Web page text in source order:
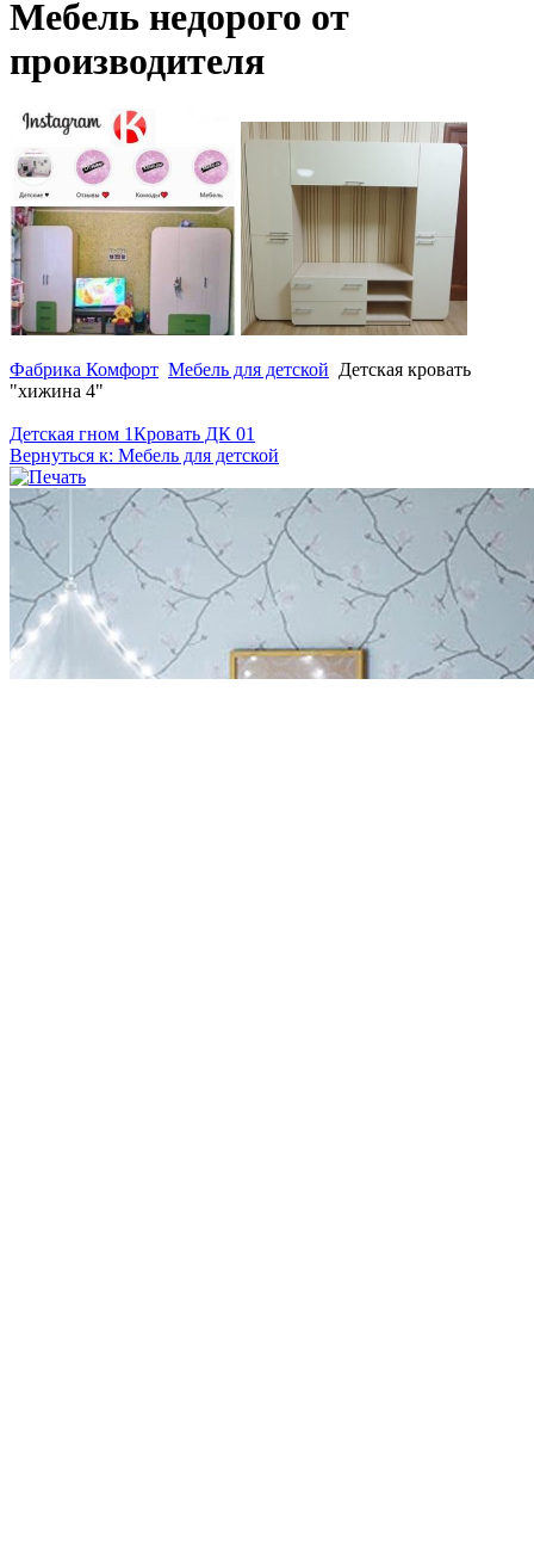
Мебель недорого от
производителя
Фабрика Комфорт Мебель для детской Детская кровать
"хижина 4"
Детская гном 1Кровать ДК 01
Вернуться к: Мебель для детской